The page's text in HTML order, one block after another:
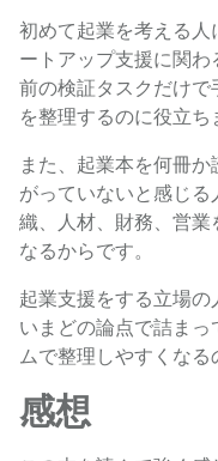
初めて起業を考える
ートアップ支援に関
前の検証タスクだけ
を整理するのに役立ち
また、起業本を何冊
がっていないと感じ
織、人材、財務、営
なるからです。
起業支援をする立場
いまどの論点で詰ま
ムで整理しやすくなる
感想